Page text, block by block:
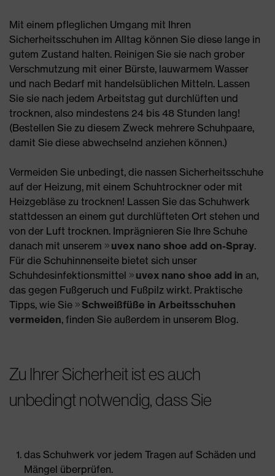
Mit einem pfleglichen Umgang mit Ihren
Sicherheitsschuhen im Alltag können Sie diese lange in
gutem Zustand halten. Reinigen Sie sie nach grober
Verschmutzung mit einer Bürste, lauwarmem Wasser
und nach Bedarf mit handelsüblichen Mitteln. Lassen
Sie sie nach jedem Arbeitstag gut durchlüften und
trocknen, also mindestens 24 bis 48 Stunden lang!
(Bestellen Sie zu diesem Zweck mehrere Schuhpaare,
damit Sie diese abwechselnd anziehen können.)
Vermeiden Sie unbedingt, die nassen Sicherheitsschuhe
auf der Heizung, mit einem Schuhtrockner oder mit
Heizgebläse zu trocknen! Lassen Sie das Schuhwerk
stattdessen an einem gut durchlüfteten Ort stehen und
von der Luft trocknen. Imprägnieren Sie Ihre Schuhe
danach mit unserem
uvex nano shoe add on-Spray.
Für die Schuhinnenseite bietet sich unser
Schuhdesinfektionsmittel
uvex nano shoe add in an,
das gegen Fußgeruch und Fußpilz wirkt. Praktische
Tipps, wie Sie
Schweißfüße in Arbeitsschuhen
vermeiden, finden Sie außerdem in unserem Blog.
Zu Ihrer Sicherheit ist es auch
unbedingt notwendig, dass Sie
das Schuhwerk vor jedem Tragen auf Schäden und
Mängel überprüfen.